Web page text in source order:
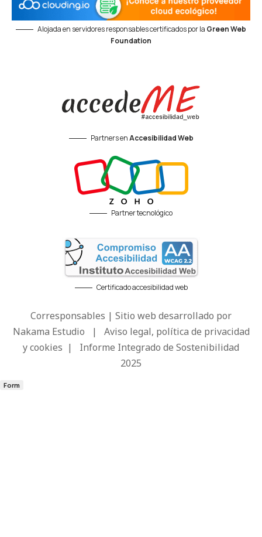
Alojada en servidores responsables certificados por la Green Web
Foundation
Partners enAccesibilidad Web
Partner tecnológico
Certificado accesibilidad web
Corresponsables | Sitio web desarrollado por
Nakama Estudio | Aviso legal, política de privacidad
y cookies | Informe Integrado de Sostenibilidad
2025
Form